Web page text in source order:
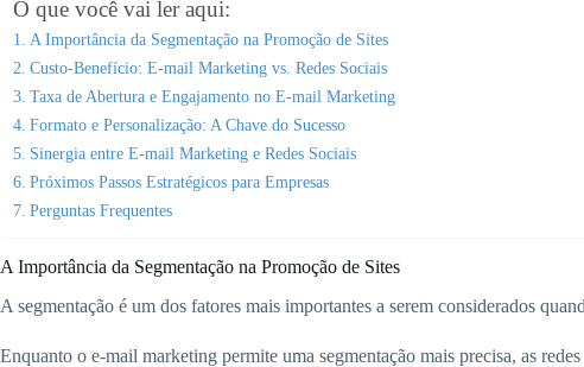
O que você vai ler aqui:
A Importância da Segmentação na Promoção de Sites
Custo-Benefício: E-mail Marketing vs. Redes Sociais
Taxa de Abertura e Engajamento no E-mail Marketing
Formato e Personalização: A Chave do Sucesso
Sinergia entre E-mail Marketing e Redes Sociais
Próximos Passos Estratégicos para Empresas
Perguntas Frequentes
A Importância da Segmentação na Promoção de Sites
A segmentação é um dos fatores mais importantes a serem considerados
Enquanto o e-mail marketing permite uma segmentação mais precisa, as